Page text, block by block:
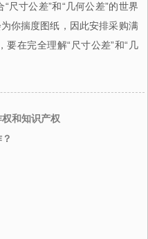
尺寸公差”和“几何公差”的世界
你揣度图纸，因此安排采购满
在完全理解“尺寸公差”和“几
和知识产权